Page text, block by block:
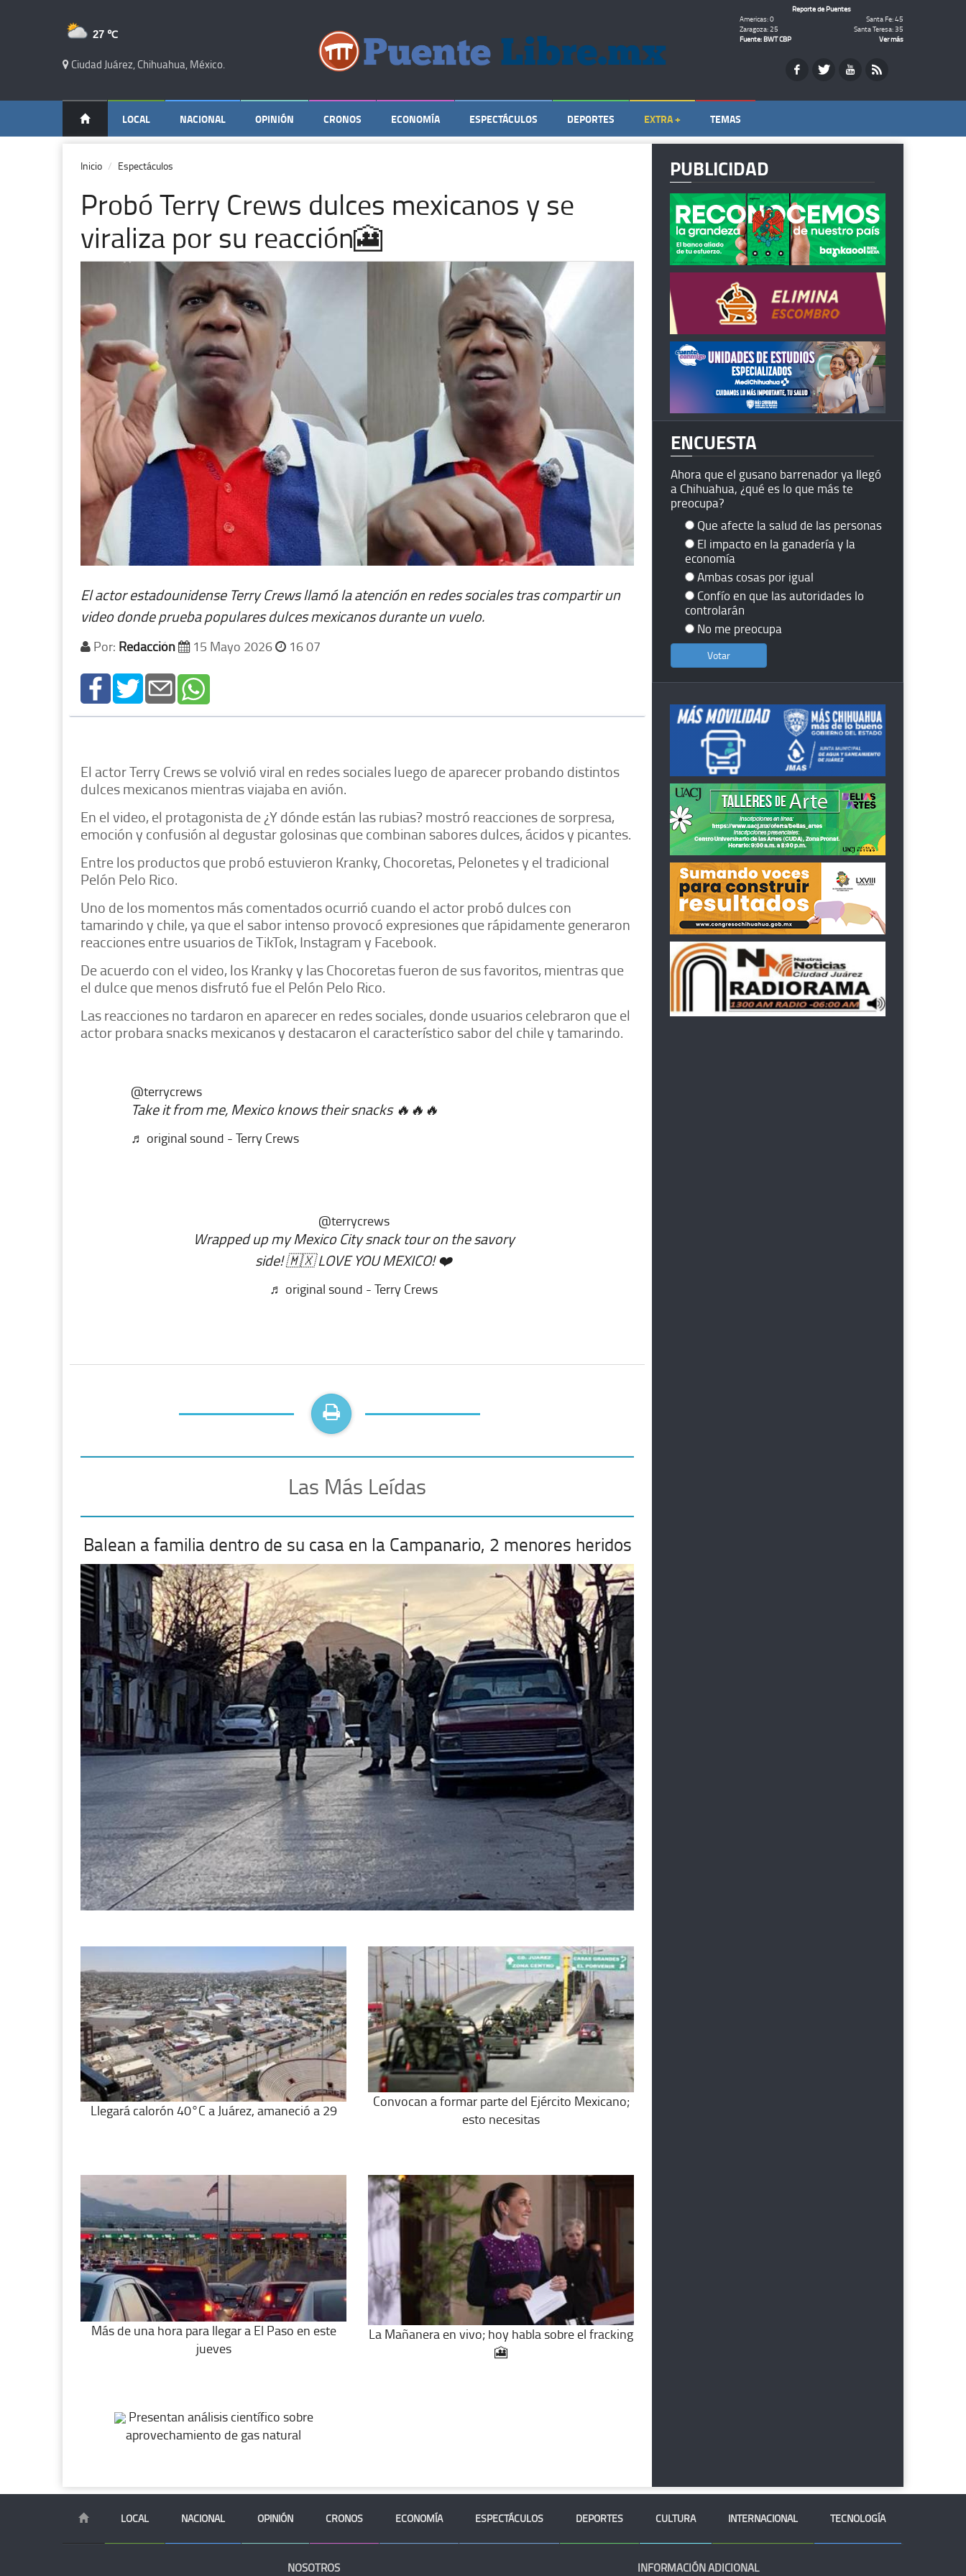
27 ℃
Ciudad Juárez, Chihuahua, México.
Reporte de Puentes
Americas: 0
Santa Fe: 45
Zaragoza: 25
Santa Teresa: 35
Fuente: BWT CBP
Ver más
LOCAL NACIONAL OPINIÓN CRONOS ECONOMÍA ESPECTÁCULOS DEPORTES EXTRA + TEMAS
Inicio Espectáculos
Probó Terry Crews dulces mexicanos y se
viraliza por su reacción🎦
El actor estadounidense Terry Crews llamó la atención en redes sociales tras compartir un
video donde prueba populares dulces mexicanos durante un vuelo.
Por: Redacción 15 Mayo 2026 16 07
El actor Terry Crews se volvió viral en redes sociales luego de aparecer probando distintos
dulces mexicanos mientras viajaba en avión.
En el video, el protagonista de ¿Y dónde están las rubias? mostró reacciones de sorpresa,
emoción y confusión al degustar golosinas que combinan sabores dulces, ácidos y picantes.
Entre los productos que probó estuvieron Kranky, Chocoretas, Pelonetes y el tradicional
Pelón Pelo Rico.
Uno de los momentos más comentados ocurrió cuando el actor probó dulces con
tamarindo y chile, ya que el sabor intenso provocó expresiones que rápidamente generaron
reacciones entre usuarios de TikTok, Instagram y Facebook.
De acuerdo con el video, los Kranky y las Chocoretas fueron de sus favoritos, mientras que
el dulce que menos disfrutó fue el Pelón Pelo Rico.
Las reacciones no tardaron en aparecer en redes sociales, donde usuarios celebraron que el
actor probara snacks mexicanos y destacaron el característico sabor del chile y tamarindo.
@terrycrews
Take it from me, Mexico knows their snacks 🔥🔥🔥
♬ original sound - Terry Crews
@terrycrews
Wrapped up my Mexico City snack tour on the savory
side! 🇲🇽 LOVE YOU MEXICO! ❤️
♬ original sound - Terry Crews
Las Más Leídas
Balean a familia dentro de su casa en la Campanario, 2 menores heridos
Llegará calorón 40°C a Juárez, amaneció a 29
Convocan a formar parte del Ejército Mexicano;
esto necesitas
Más de una hora para llegar a El Paso en este
jueves
La Mañanera en vivo; hoy habla sobre el fracking
🎦
Presentan análisis científico sobre
aprovechamiento de gas natural
PUBLICIDAD
ENCUESTA
Ahora que el gusano barrenador ya llegó
a Chihuahua, ¿qué es lo que más te
preocupa?
Que afecte la salud de las personas
El impacto en la ganadería y la
economía
Ambas cosas por igual
Confío en que las autoridades lo
controlarán
No me preocupa
LOCAL NACIONAL OPINIÓN CRONOS ECONOMÍA ESPECTÁCULOS DEPORTES CULTURA INTERNACIONAL TECNOLOGÍA
NOSOTROS INFORMACIÓN ADICIONAL